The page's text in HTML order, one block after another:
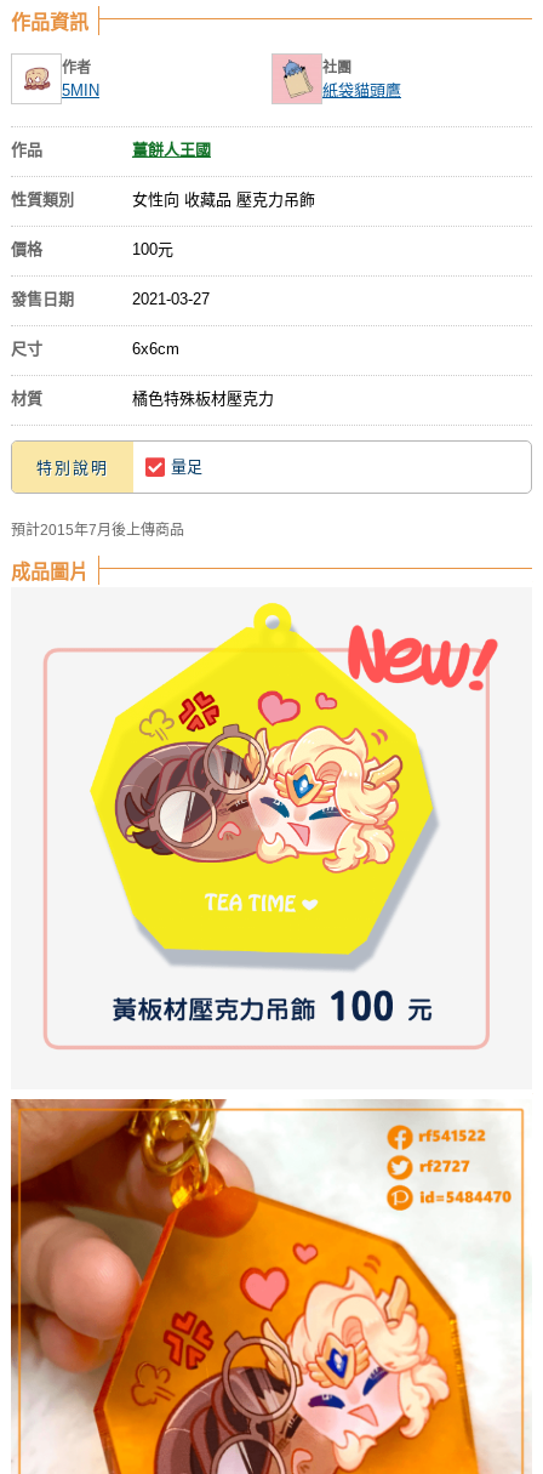
作品資訊
作者
5MIN
社團
紙袋貓頭鷹
作品 薑餅人王國
性質類別 女性向 收藏品 壓克力吊飾
價格 100元
發售日期 2021-03-27
尺寸 6x6cm
材質 橘色特殊板材壓克力
特別說明 量足
預計2015年7月後上傳商品
成品圖片